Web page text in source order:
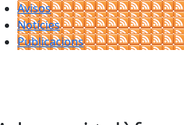
Avisos
Notícies
Publicacions